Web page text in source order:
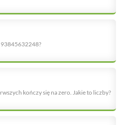
93845632248?
kończy się na zero. Jakie to liczby?